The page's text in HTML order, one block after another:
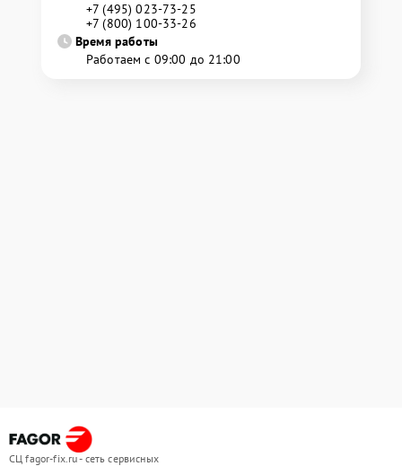
+7 (495) 023-73-25
+7 (800) 100-33-26
Время работы
Работаем с 09:00 до 21:00
СЦ fagor-fix.ru - сеть сервисных